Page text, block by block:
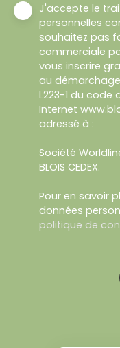
J'accepte le
personnelles
souhaitez pas
commerciale
vous inscrire
au
L223-1 du code
Internet
adressé à :
Société
BLOIS CEDEX.
Pour en savoir
données
politique de